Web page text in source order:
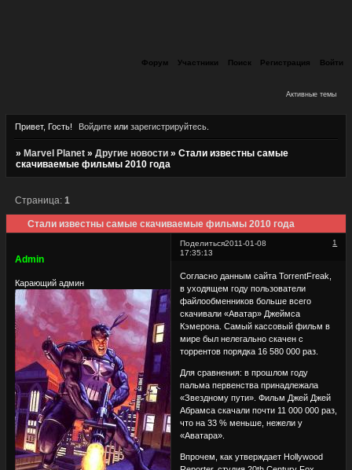
Форум Участники Поиск Регистрация Войти
Активные темы
Привет, Гость! Войдите илизарегистрируйтесь
» Marvel Planet » Другие новости » Стали известны самые
скачиваемые фильмы 2010 года
Стали известны самые скачиваемые фильмы 2010 года
Страница: 1
Поделиться 1
2011-01-08
17:35:13
Admin
Карающий админ
Согласно данным сайта TorrentFreak,
в уходящем году пользователи
файлообменников больше всего
скачивали «Аватар» Джеймса
Кэмерона. Самый кассовый фильм в
мире был нелегально скачен с
торрентов порядка 16 580 000 раз.
Для сравнения: в прошлом году
пальма первенства принадлежала
«Звездному пути». Фильм Джей Джей
Абрамса скачали почти 11 000 000 раз,
что на 33 % меньше, нежели у
«Аватара».
Впрочем, как утверждает Hollywood